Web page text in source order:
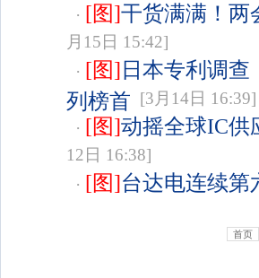
· [图]干货满满！两
月15日 15:42]
· [图] 日本专利调
列榜首 [3月14日 16:39]
· [图]动摇全球IC供
12日 16:38]
· [图]台达电连续第
首页